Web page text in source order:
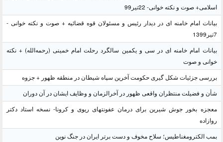
اسلامی+ صوت و نکته خوانی- 22تیر99
بیانات امام خامنه ای در دیدار رئیس و مسئولان قوه قضائیه + صوت و نکته خوانی -
7تیر1399
بیانات امام خامنه ای در سی و یکمین سالگرد رحلت امام خمینی (رحمه‌الله) + نکته
خوانی و صوت
بررسی جزئیات شکل گیری حکومت آخرین سپاه شیطان در منطقه ظهور + جزوه
شأن و فضیلت منتظران واقعی ظهور در آخرالزمان و وظایف ایشان در آن دوران
معجزه بخور جوش شیرین برای درمان عفونتهای ریوی و کرونا- نسخه استاد دکتر
روازاده
بمب الکترومغناطیس؛ سلاح مخوف و دست برتر ایران در جنگ نوین